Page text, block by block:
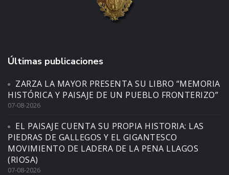
Últimas publicaciones
ZARZA LA MAYOR PRESENTA SU LIBRO “MEMORIA
HISTÓRICA Y PAISAJE DE UN PUEBLO FRONTERIZO”
07-08-2026
EL PAISAJE CUENTA SU PROPIA HISTORIA: LAS
PIEDRAS DE GALLEGOS Y EL GIGANTESCO
MOVIMIENTO DE LADERA DE LA PENA LLAGOS
(RIOSA)
07-08-2026